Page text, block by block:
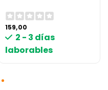
159,00
2 - 3 días
laborables